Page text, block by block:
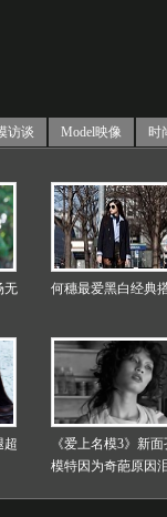
访谈 Model映像 时
无
何穗最爱黑白经典
超
《爱上名模3》新面
模特因为奇葩原因